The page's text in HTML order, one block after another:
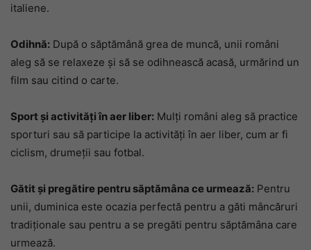
italiene.
Odihnă: După o săptămână grea de muncă, unii români
aleg să se relaxeze și să se odihnească acasă, urmărind un
film sau citind o carte.
Sport și activități în aer liber: Mulți români aleg să practice
sporturi sau să participe la activități în aer liber, cum ar fi
ciclism, drumeții sau fotbal.
Gătit și pregătire pentru săptămâna ce urmează: Pentru
unii, duminica este ocazia perfectă pentru a găti mâncăruri
tradiționale sau pentru a se pregăti pentru săptămâna care
urmează.